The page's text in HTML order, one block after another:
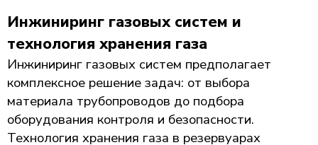
Инжиниринг газовых систем и
технология хранения газа
Инжиниринг газовых систем предполагает
комплексное решение задач: от выбора
материала трубопроводов до подбора
оборудования контроля и безопасности.
Технология хранения газа в резервуарах